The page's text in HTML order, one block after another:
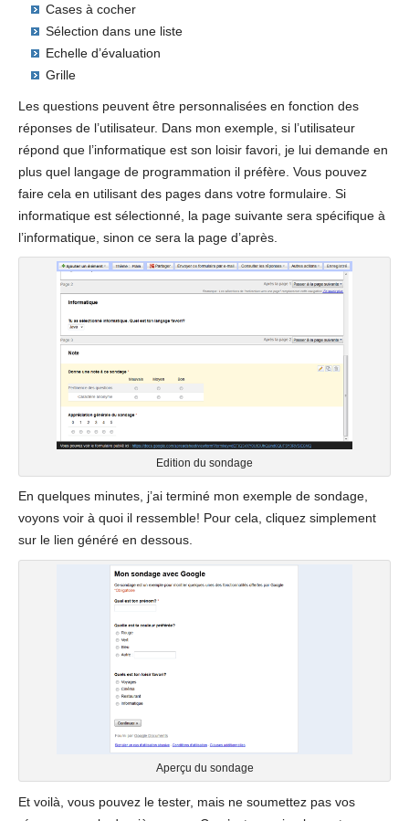
Cases à cocher
Sélection dans une liste
Echelle d’évaluation
Grille
Les questions peuvent être personnalisées en fonction des
réponses de l’utilisateur. Dans mon exemple, si l’utilisateur
répond que l’informatique est son loisir favori, je lui demande en
plus quel langage de programmation il préfère. Vous pouvez
faire cela en utilisant des pages dans votre formulaire. Si
informatique est sélectionné, la page suivante sera spécifique à
l’informatique, sinon ce sera la page d’après.
Edition du sondage
En quelques minutes, j’ai terminé mon exemple de sondage,
voyons voir à quoi il ressemble! Pour cela, cliquez simplement
sur le lien généré en dessous.
Aperçu du sondage
Et voilà, vous pouvez le tester, mais ne soumettez pas vos